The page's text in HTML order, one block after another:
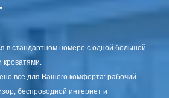
в стандартном номере с одной большой
кроватями.
всё для Вашего комфорта: рабочий
беспроводной интернет и